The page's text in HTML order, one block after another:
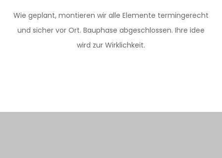
Wie geplant, montieren wir alle Elemente termingerecht
und sicher vor Ort. Bauphase abgeschlossen. Ihre idee
wird zur Wirklichkeit.